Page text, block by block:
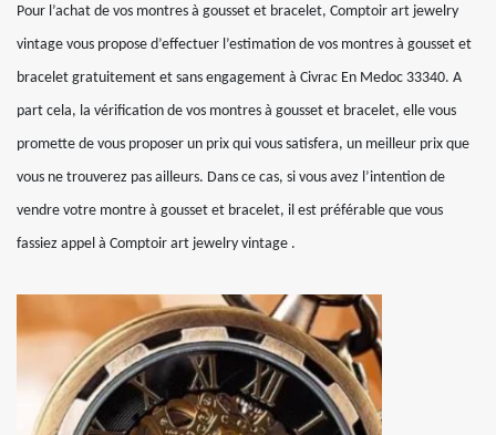
Pour l’achat de vos montres à gousset et bracelet, Comptoir art jewelry
vintage vous propose d’effectuer l’estimation de vos montres à gousset et
bracelet gratuitement et sans engagement à Civrac En Medoc 33340. A
part cela, la vérification de vos montres à gousset et bracelet, elle vous
promette de vous proposer un prix qui vous satisfera, un meilleur prix que
vous ne trouverez pas ailleurs. Dans ce cas, si vous avez l’intention de
vendre votre montre à gousset et bracelet, il est préférable que vous
fassiez appel à Comptoir art jewelry vintage .